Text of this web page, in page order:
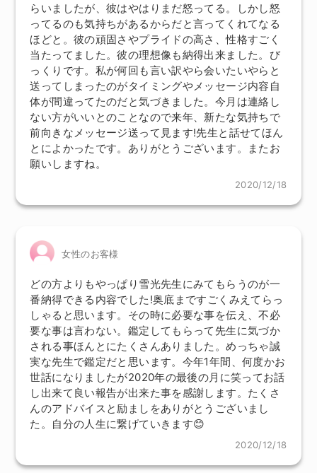
らいましたが、彼はやはりまだ怒ってる。しかし怒
ってるのも気持ちがあるからだと言ってくれてなる
ほどと。彼の頑固さやプライドの高さ、性格すごく
当たってました。彼の理想像も納得出来ました。び
っくりです。私が何回も言い訳やら会いたいやらと
送ってしまったのがタイミングやメッセージ内容自
体が間違ってたのだと気づきました。今月は連絡し
ない方がいいとのことなので来年、新たな気持ちで
前向きなメッセージ送って見ます!先生と話せてほん
とによかったです。ありがとうございます。またお
願いしますね。
2020/12/18
女性のお客様
どの方よりもやっぱり雪光先生にみてもらうのが一
番納得できる内容でした!奥底まですごくみえてらっ
しゃると思います。その時に必要な事を伝え、不必
要な事は言わない。鑑定してもらって先生に気づか
される事ほんとにたくさんありました。めっちゃ誠
実な先生で鑑定だと思います。今年1年間、何度かお
世話になりましたが2020年の最後の月に笑ってお話
し出来て良い報告が出来た事を感謝します。たくさ
んのアドバイスと励ましをありがとうございまし
た。自分の人生に繋げていきます😊
2020/12/18